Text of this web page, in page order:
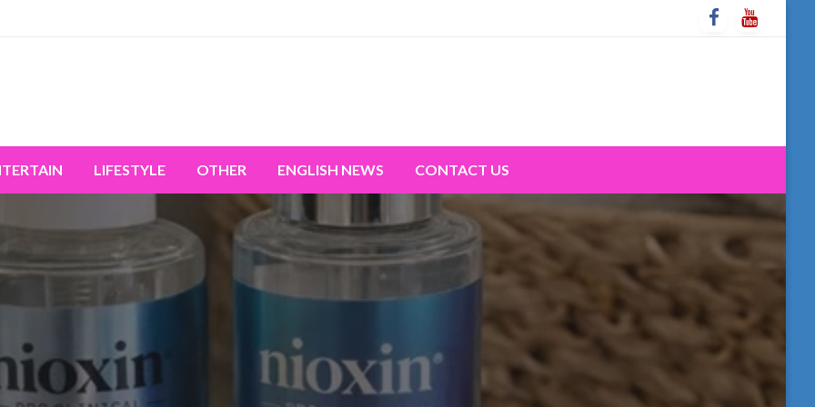
LIFESTYLE OTHER ENGLISH NEWS CONTACT US